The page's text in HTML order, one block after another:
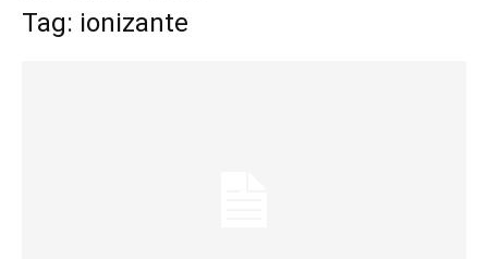
Tag: ionizante